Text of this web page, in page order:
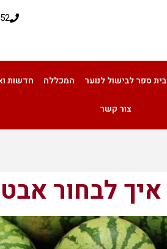
בית ספר לבישול לנוער המכללה חדשות
צור קשר
איך לבחור אבטיח?
איך לבחור